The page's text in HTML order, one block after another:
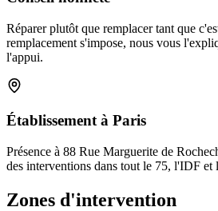
Réparer plutôt que remplacer tant que
remplacement s'impose, nous vous
l'appui.
Établissement à Paris
Présence à 88 Rue Marguerite de
des interventions dans tout le 75, l'IDF et
Zones d'intervention